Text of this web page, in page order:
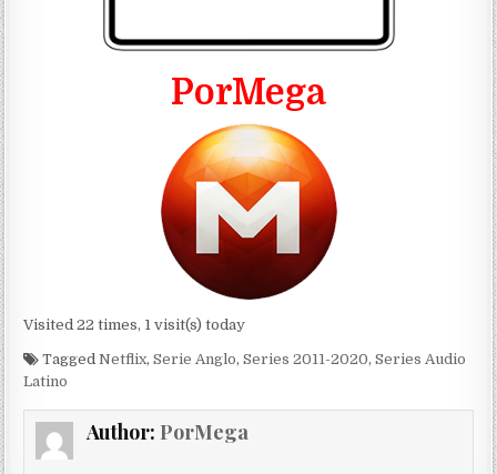
PorMega
Visited 22 times, 1 visit(s) today
TaggedNetflix,Serie Anglo,Series 2011-2020,Series Audio
Latino
Author: PorMega